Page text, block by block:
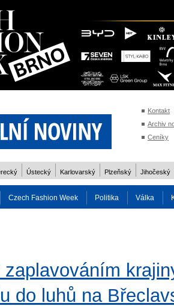
Kontakt
Archiv
Ceníky
Ústecký Karlovarský Plzeňský Jihočeský
Czech Fashion Week Politika Válka
zaplavováním
do luhů na